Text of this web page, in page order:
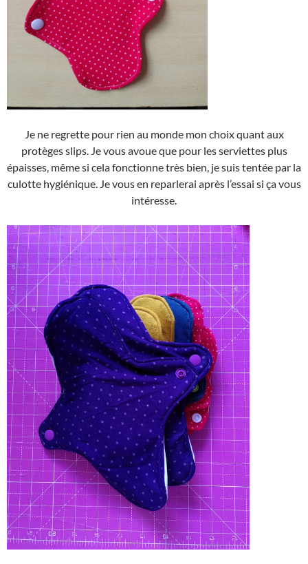
Je ne regrette pour rien au monde mon choix quant aux
protèges slips. Je vous avoue que pour les serviettes plus
épaisses, même si cela fonctionne très bien, je suis tentée par la
culotte hygiénique. Je vous en reparlerai après l’essai si ça vous
intéresse.